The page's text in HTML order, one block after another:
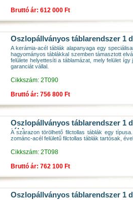
Bruttó ár: 612 000 Ft
Oszlopállványos táblarendszer 1
A kerámia-acél táblák alapanyaga egy
hagyományos táblákkal szemben támasztott
felülete helyettesíti a táblamázat, mely felület
garanciát vállal.
Cikkszám: 2T090
Bruttó ár: 756 800 Ft
Oszlopállványos táblarendszer 1
tábla
A szárazon törölhető filctollas táblák egy
zománc-acél felületű filctollas táblák tartósak,
Cikkszám: 2T098
Bruttó ár: 762 100 Ft
Oszlopállványos táblarendszer 1